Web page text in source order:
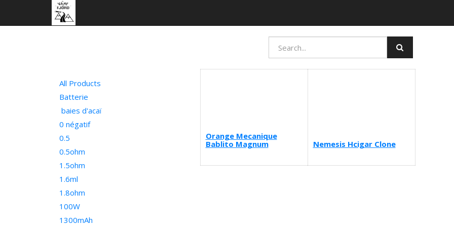
All Products
Batterie
baies d'acaï
0 négatif
0.5
0.5ohm
1.5ohm
1.6ml
1.8ohm
100W
1300mAh
Orange Mecanique
Bablito Magnum
Nemesis Hcigar Clone